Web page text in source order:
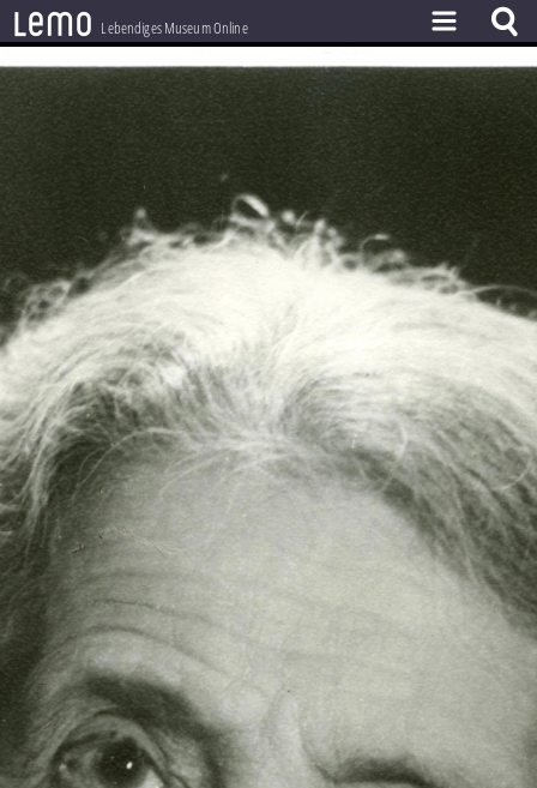
lemo Lebendiges Museum Online
ZEITSTRAHL
ZEITZEUGEN
BESTAND
LERNEN
PROJEKT